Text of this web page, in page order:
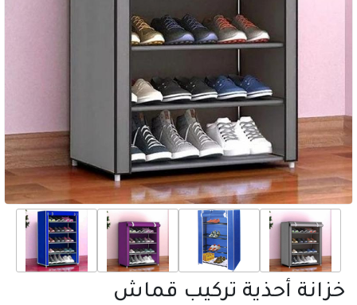
خزانة أحذية تركيب قماش